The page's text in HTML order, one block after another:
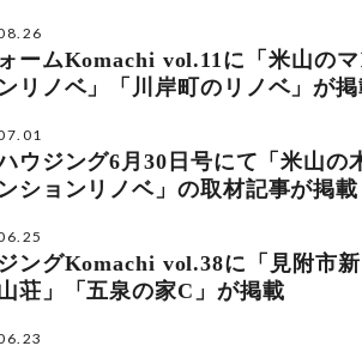
ームKomachi vol.11に「米山の
リノベ」「川岸町のリノベ」が
ウジング6月30日号にて「米山の
ションリノベ」の取材記事が掲載
ングKomachi vol.38に「見附市新
荘」「五泉の家C」が掲載